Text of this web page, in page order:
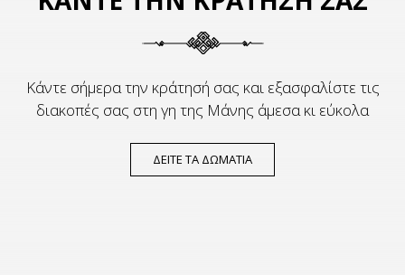
Κάντε σήμερα την κράτησή σας και εξασφαλίστε τις
διακοπές σας στη γη της Μάνης άμεσα κι εύκολα
ΔΕΙΤΕ ΤΑ ΔΩΜΑΤΙΑ